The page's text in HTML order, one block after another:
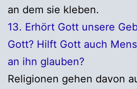
an dem sie kleben.
13. Erhört Gott unsere
Gott? Hilft Gott auch
an ihn glauben?
Religionen gehen davon